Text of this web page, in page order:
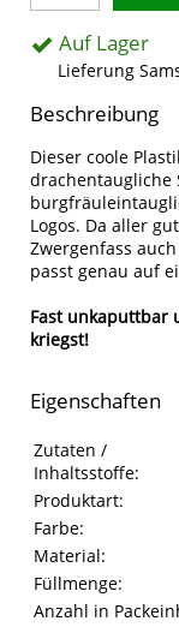
Auf Lager
Lieferung
Beschreibung
Dieser coole
drachentaugliche
Logos. Da aller
Zwergenfass
passt genau auf
Fast unkaputtbar
kriegst!
Eigenschaften
Eigenschaften des
Eigenschaft
Zutaten /
Inhaltsstoffe:
Produktart:
Farbe:
Material:
Füllmenge:
Anzahl in